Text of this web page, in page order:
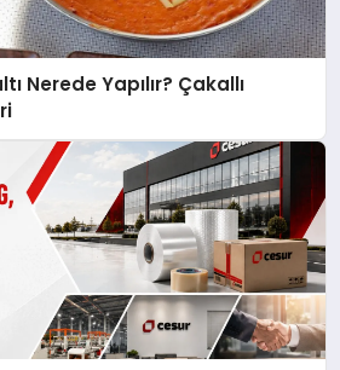
Nerede Yapılır? Çakallı